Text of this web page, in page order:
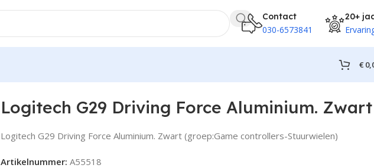
Contact
030-6573841
20+
€
Logitech G29 Driving Force Aluminium. Zwart
Logitech G29 Driving Force Aluminium. Zwart (groep:Game controllers-Stuurwielen)
Artikelnummer: A55518